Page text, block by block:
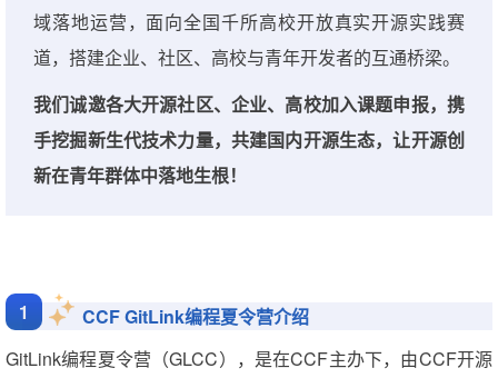
域落地运营，面向全国千所高校开放真实开源实践赛
道，搭建企业、社区、高校与青年开发者的互通桥梁。
我们诚邀各大开源社区、企业、高校加入课题申报，携
手挖掘新生代技术力量，共建国内开源生态，让开源创
新在青年群体中落地生根！
1
CCF GitLink编程夏令营介绍
GitLink编程夏令营（GLCC），是在CCF主办下，由CCF开源